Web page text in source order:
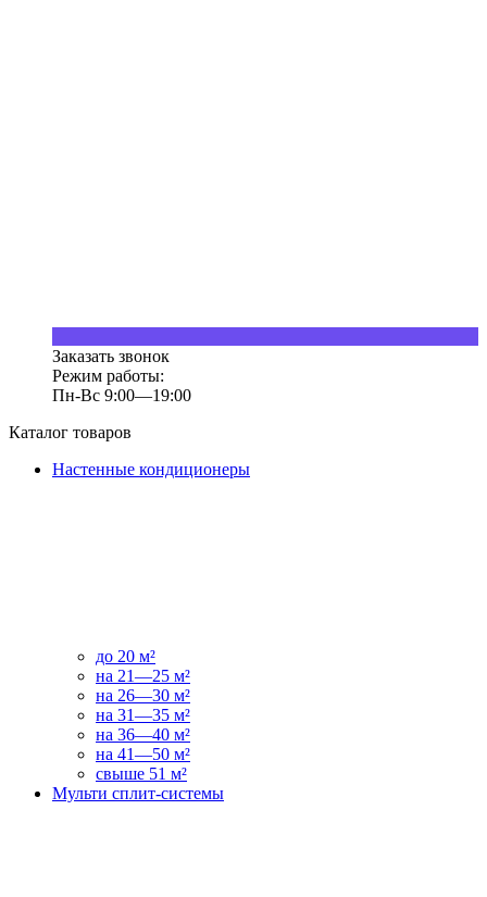
Заказать звонок
Режим работы:
Пн-Вс 9:00—19:00
Каталог товаров
Настенные кондиционеры
до 20 м²
на 21—25 м²
на 26—30 м²
на 31—35 м²
на 36—40 м²
на 41—50 м²
свыше 51 м²
Мульти сплит-системы